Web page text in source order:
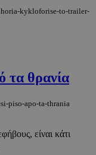
kykloforise-to-trailer-
τα θρανία
piso-apo-ta-thrania
είναι κάτι